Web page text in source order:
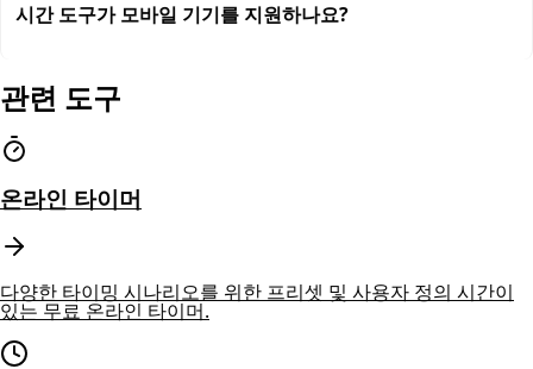
시간 도구가 모바일 기기를 지원하나요?
관련 도구
온라인 타이머
다양한 타이밍 시나리오를 위한 프리셋 및 사용자 정의 시간이
있는 무료 온라인 타이머.